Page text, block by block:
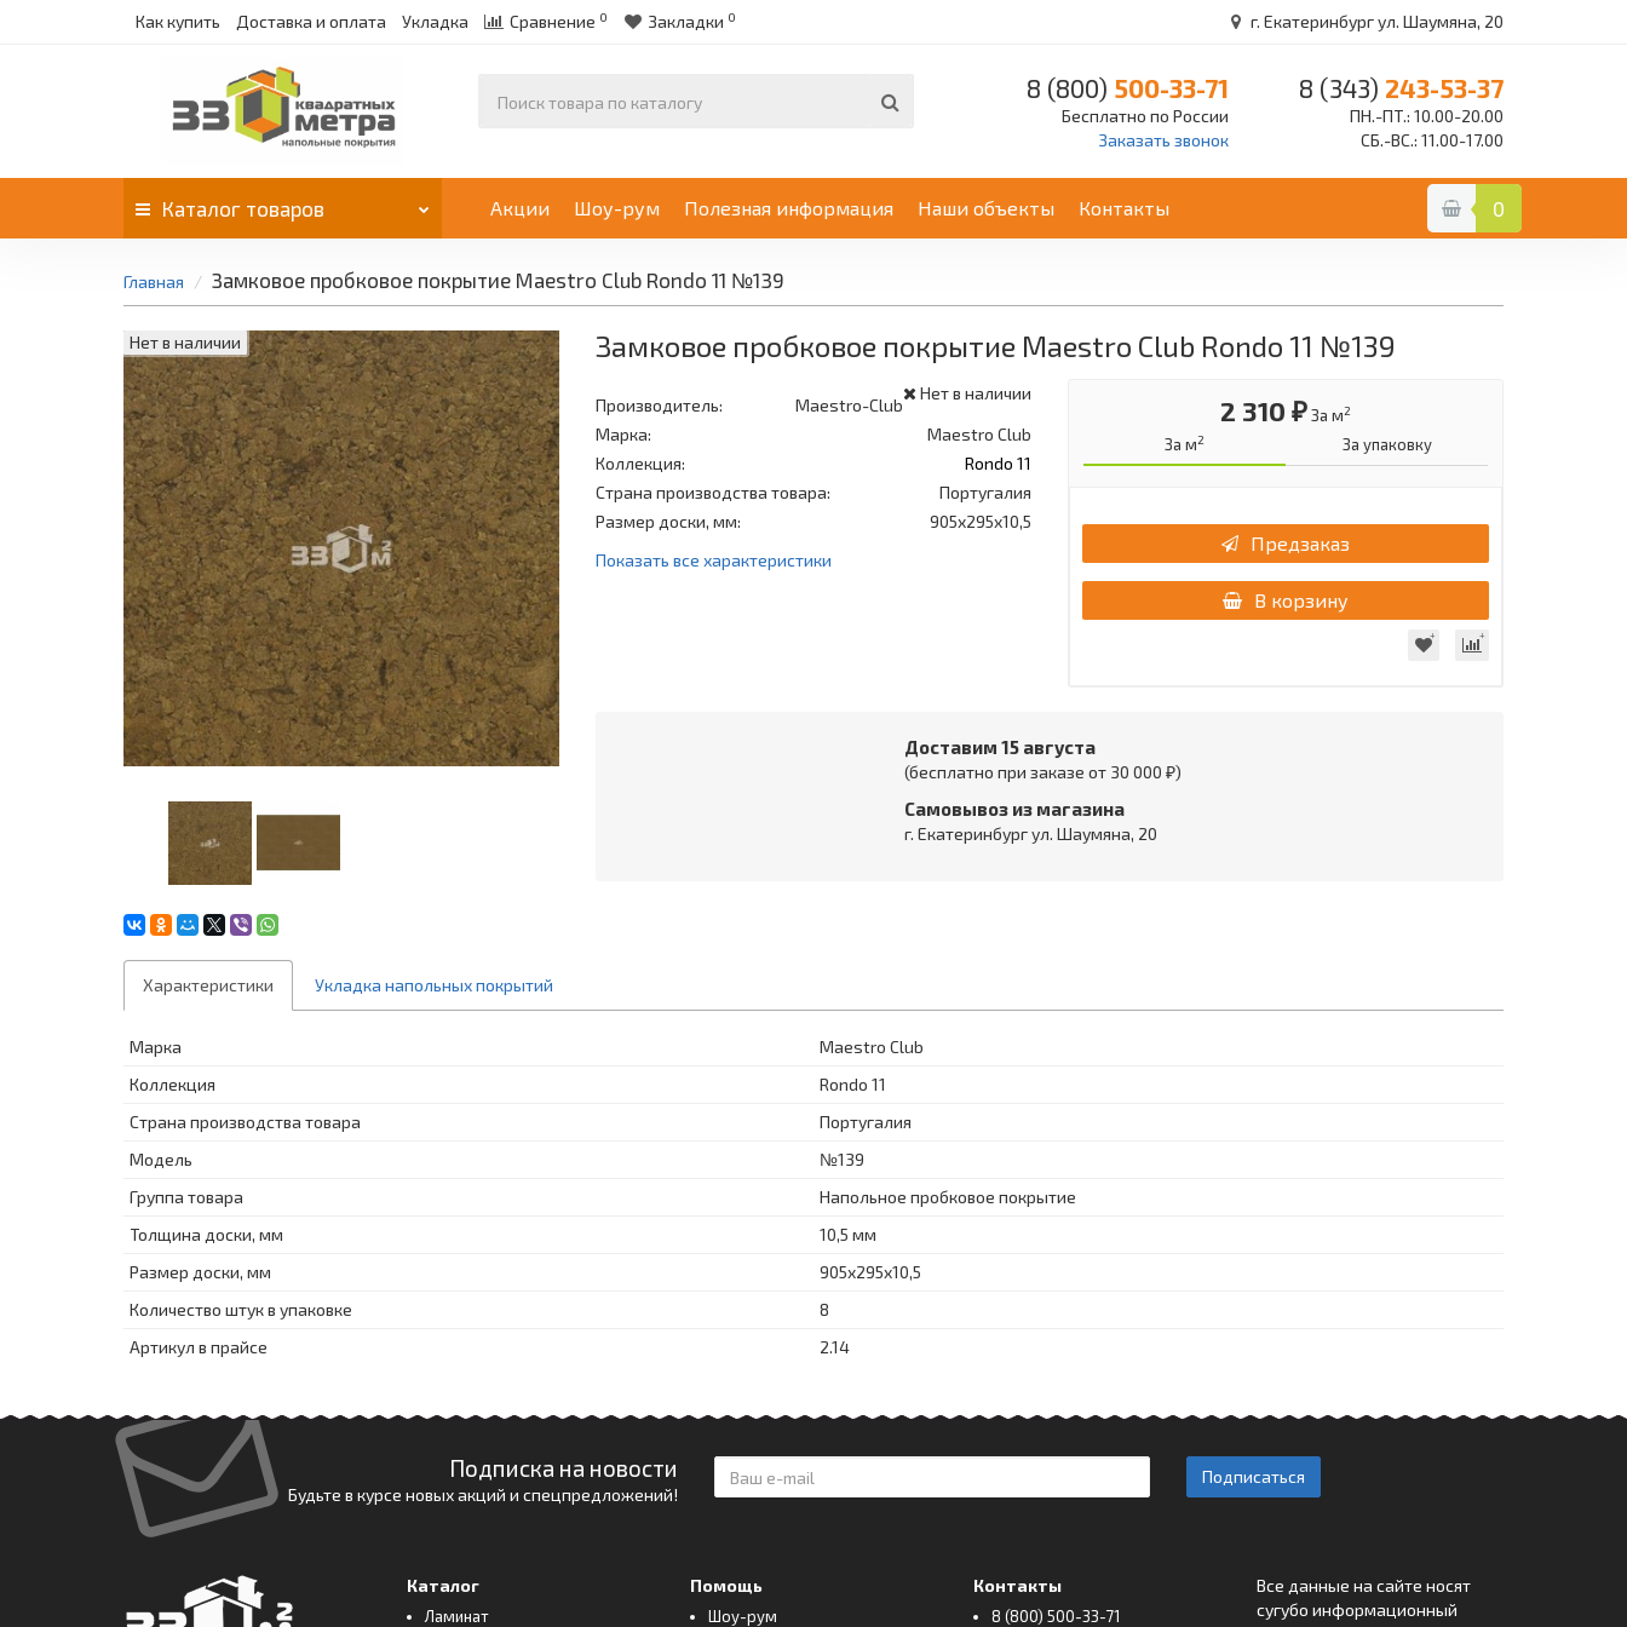
Как купить Доставка и оплата Укладка Сравнение 0 Закладки 0 г. Екатеринбург ул. Шаумяна, 20
8 (800) 500-33-71
Бесплатно по России
Заказать звонок
8 (343) 243-53-37
ПН.-ПТ.: 10.00-20.00
СБ.-ВС.: 11.00-17.00
Каталог товаров Акции Шоу-рум Полезная информация Наши объекты Контакты 0
Главная Замковое пробковое покрытие Maestro Club Rondo 11 №139
Нет в наличии Замковое пробковое покрытие Maestro Club Rondo 11 №139
Нет в наличии
Производитель:
Maestro-Club
Марка:
Maestro Club
Коллекция:
Rondo 11
Страна производства товара:
Португалия
Размер доски, мм:
905x295x10,5
Показать все характеристики
2 310 ₽За м2
За м2 За упаковку
Предзаказ
В корзину
Доставим 15 августа
(бесплатно при заказе от 30 000 ₽)
Самовывоз из магазина
г. Екатеринбург ул. Шаумяна, 20
Характеристики Укладка напольных покрытий
Марка
Maestro Club
Коллекция
Rondo 11
Страна производства товара
Португалия
Модель
№139
Группа товара
Напольное пробковое покрытие
Толщина доски, мм
10,5 мм
Размер доски, мм
905x295x10,5
Количество штук в упаковке
8
Артикул в прайсе
2.14
Подписка на новости
Будьте в курсе новых акций и спецпредложений!
Подписаться
Каталог
Ламинат
Помощь
Шоу-рум
Контакты
8 (800) 500-33-71
Все данные на сайте носят
сугубо информационный